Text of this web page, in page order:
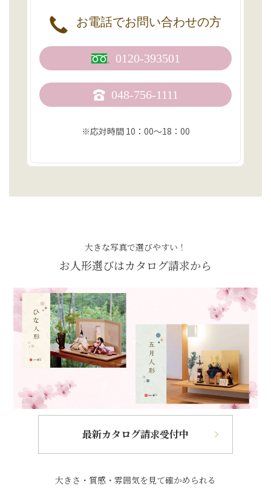
お電話でお問い合わせの方
0120-393501
048-756-1111
※応対時間 10：00〜18：00
大きな写真で選びやすい！
お人形選びはカタログ請求から
最新カタログ請求受付中
大きさ・質感・雰囲気を見て確かめられる